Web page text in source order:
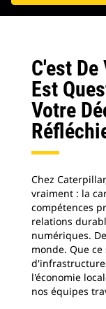
C'est De
Est
Votre
Chez
vraiment : la
compétences
relations
numériques.
monde. Que
l'économie
nos équipes